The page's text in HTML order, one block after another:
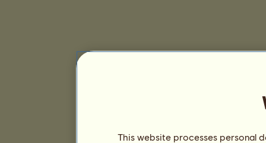
This website processes personal